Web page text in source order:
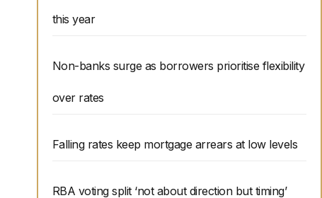
this year
Non-banks surge as borrowers prioritise flexibility
over rates
Falling rates keep mortgage arrears at low levels
RBA voting split ‘not about direction but timing’